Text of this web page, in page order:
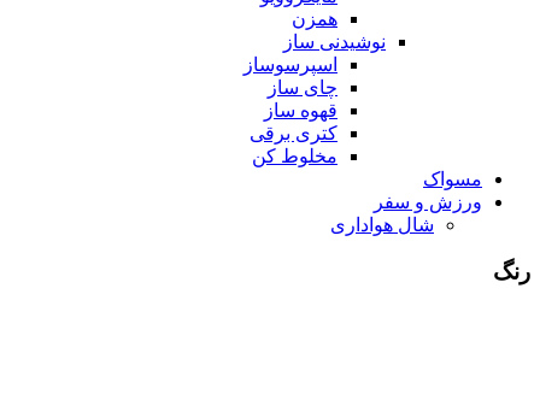
همزن
نوشیدنی ساز
اسپرسوساز
چای ساز
قهوه ساز
کتری برقی
مخلوط کن
مسواک
ورزش و سفر
شال هواداری
رنگ